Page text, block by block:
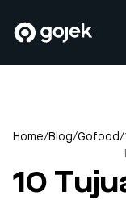
Home/Blog/Gofood/
10